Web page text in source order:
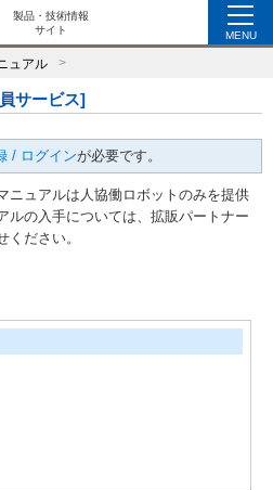
製品・技術情報
サイト
MENU
ュアル
サービス]
/ ログインが必要です。
ニュアルは人協働ロボットのみを提供
ルの入手については、拡販パートナー
ください。